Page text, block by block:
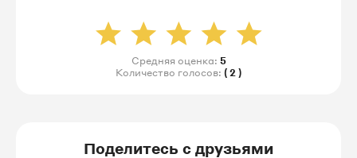
Средняя оценка: 5
Количество голосов: ( 2 )
Поделитесь с друзьями